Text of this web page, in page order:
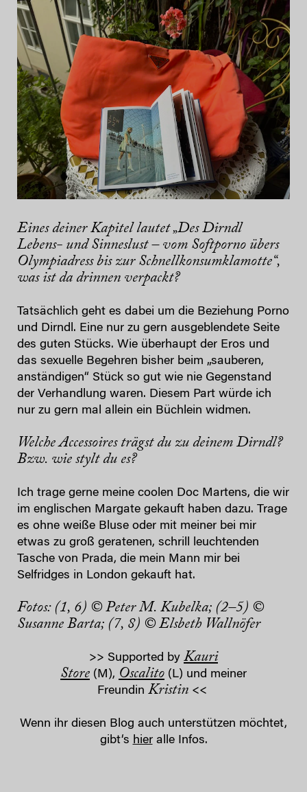
Eines deiner Kapitel lautet „Des Dirndl
Lebens- und Sinneslust – vom Softporno übers
Olympiadress bis zur Schnellkonsumklamotte“,
was ist da drinnen verpackt?
Tatsächlich geht es dabei um die Beziehung Porno
und Dirndl. Eine nur zu gern ausgeblendete Seite
des guten Stücks. Wie überhaupt der Eros und
das sexuelle Begehren bisher beim „sauberen,
anständigen“ Stück so gut wie nie Gegenstand
der Verhandlung waren. Diesem Part würde ich
nur zu gern mal allein ein Büchlein widmen.
Welche Accessoires trägst du zu deinem Dirndl?
Bzw. wie stylt du es?
Ich trage gerne meine coolen Doc Martens, die wir
im englischen Margate gekauft haben dazu. Trage
es ohne weiße Bluse oder mit meiner bei mir
etwas zu groß geratenen, schrill leuchtenden
Tasche von Prada, die mein Mann mir bei
Selfridges in London gekauft hat.
Fotos: (1, 6) ©️ Peter M. Kubelka; (2–5) ©
Susanne Barta; (7, 8) © Elsbeth Wallnöfer
>> Supported by Kauri
Store (M), Oscalito (L) und meiner
Freundin Kristin<<
Wenn ihr diesen Blog auch unterstützen möchtet,
gibt‘s hieralle Infos.